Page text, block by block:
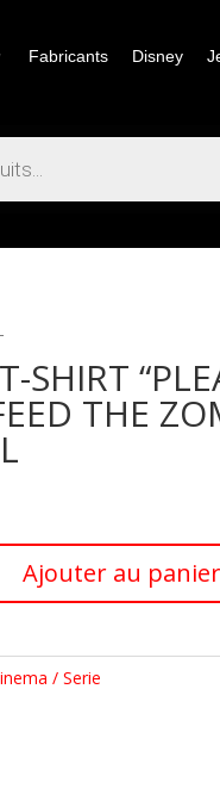
Fabricants Disney
SHIRT
THE
Ajouter au panier
/ Serie